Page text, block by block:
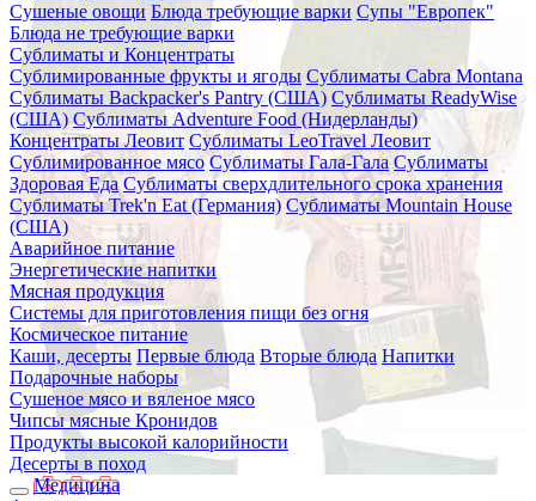
Сушеные овощи Блюда требующие варки Супы "Европек"
Блюда не требующие варки
Сублиматы и Концентраты
Сублимированные фрукты и ягоды Сублиматы Cabra Montana
Сублиматы Backpacker's Pantry (США) Сублиматы ReadyWise
(США) Сублиматы Adventure Food (Нидерланды)
Концентраты Леовит Сублиматы LeoTravel Леовит
Сублимированное мясо Сублиматы Гала-Гала Сублиматы
Здоровая Еда Сублиматы сверхдлительного срока хранения
Сублиматы Trek'n Eat (Германия) Сублиматы Mountain House
(США)
Аварийное питание
Энергетические напитки
Мясная продукция
Системы для приготовления пищи без огня
Космическое питание
Каши, десерты Первые блюда Вторые блюда Напитки
Подарочные наборы
Сушеное мясо и вяленое мясо
Чипсы мясные Кронидов
Продукты высокой калорийности
Десерты в поход
Медицина